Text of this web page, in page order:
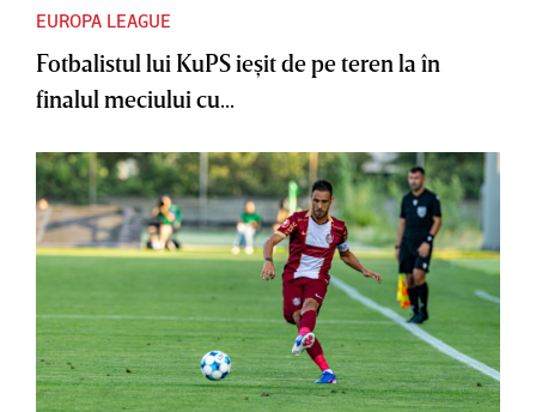
EUROPA LEAGUE
Fotbalistul lui KuPS ieşit de pe teren la în
finalul meciului cu...